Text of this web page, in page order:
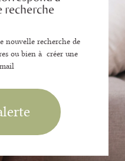
recherche
nouvelle recherche de
ou bien à créer une